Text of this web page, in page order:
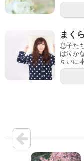
まく
息子た
は泣か
互いに